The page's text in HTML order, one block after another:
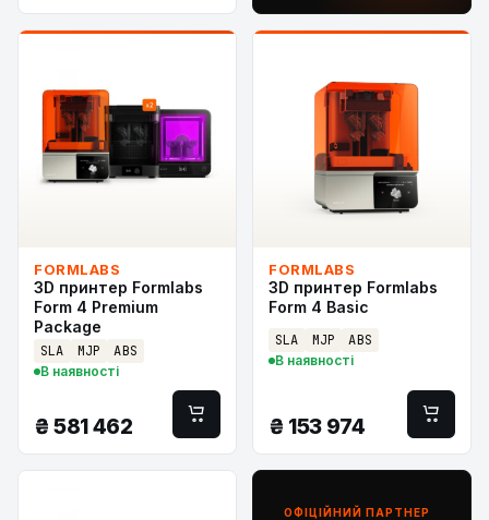
FORMLABS
3D принтер Formlabs
Form 4 Premium
Package
SLA MJP ABS
В наявності
₴ 581 462
FORMLABS
3D принтер Formlabs
Form 4 Basic
SLA MJP ABS
В наявності
₴ 153 974
ОФІЦІЙНИЙ ПАРТНЕР